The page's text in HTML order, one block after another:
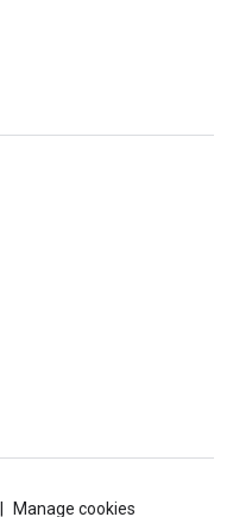
Manage cookies